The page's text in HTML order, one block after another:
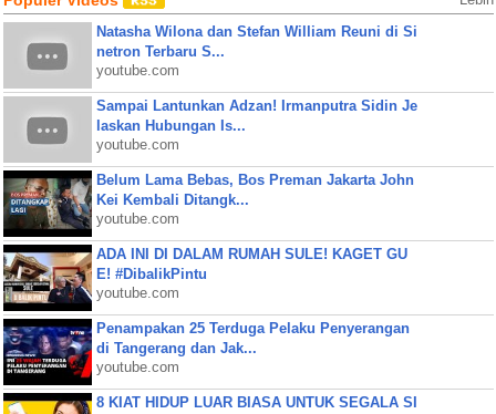
Natasha Wilona dan Stefan William Reuni di Si
netron Terbaru S...
youtube.com
Sampai Lantunkan Adzan! Irmanputra Sidin Je
laskan Hubungan Is...
youtube.com
Belum Lama Bebas, Bos Preman Jakarta John
Kei Kembali Ditangk...
youtube.com
ADA INI DI DALAM RUMAH SULE! KAGET GU
E! #DibalikPintu
youtube.com
Penampakan 25 Terduga Pelaku Penyerangan
di Tangerang dan Jak...
youtube.com
8 KIAT HIDUP LUAR BIASA UNTUK SEGALA SI